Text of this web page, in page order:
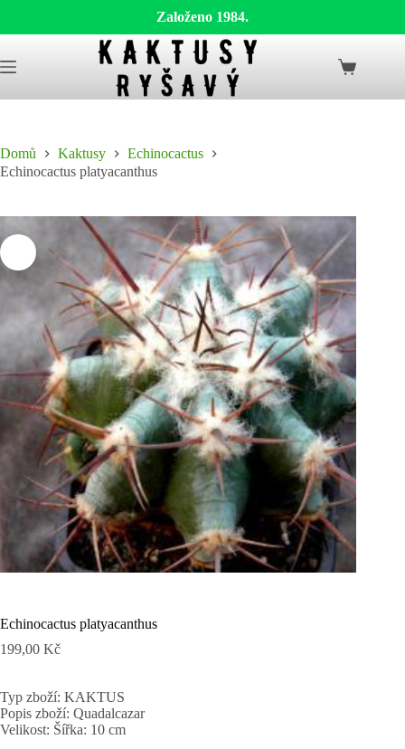
Založeno 1984.
to
content
Shopping
Domů Kaktusy
Echinocactus
Echinocactus platyacanthus
Echinocactus platyacanthus
199,00 Kč
Typ zboží: KAKTUS
Popis zboží: Quadalcazar
Velikost: Šířka: 10 cm